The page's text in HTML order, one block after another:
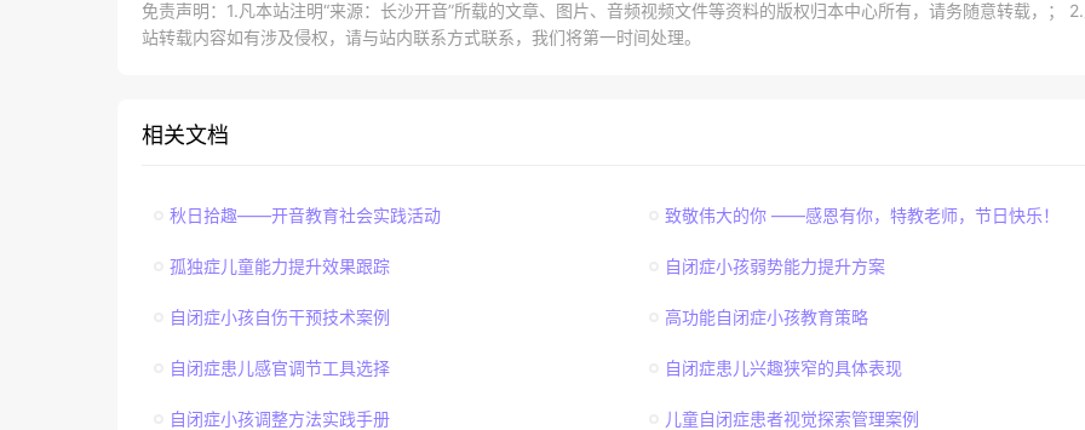
免责声明：1.凡本站注明“来源：长沙开音”所载的文章、图片、音频视频文件等资料的版权归本中心所有，请务随意转载，；
站转载内容如有涉及侵权，请与站内联系方式联系，我们将第一时间处理。
相关文档
秋日拾趣——开音教育社会实践活动 致敬伟大的你 ——感恩有你，特教老师，节日快乐！
孤独症儿童能力提升效果跟踪 自闭症小孩弱势能力提升方案
自闭症小孩自伤干预技术案例 高功能自闭症小孩教育策略
自闭症患儿感官调节工具选择 自闭症患儿兴趣狭窄的具体表现
自闭症小孩调整方法实践手册 儿童自闭症患者视觉探索管理案例